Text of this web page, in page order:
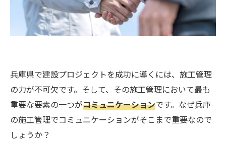
兵庫県で建設プロジェクトを成功に導くには、施工管理
の力が不可欠です。そして、その施工管理において最も
重要な要素の一つがコミュニケーションです。なぜ兵庫
の施工管理でコミュニケーションがそこまで重要なので
しょうか？